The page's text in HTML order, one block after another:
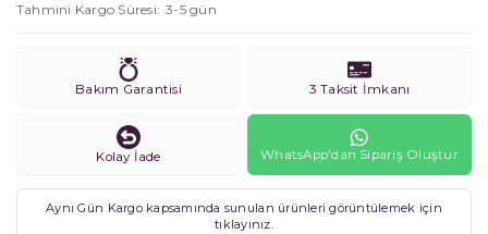
Tahmini Kargo Süresi
3-5 gün
Bakım Garantisi 3 Taksit İmkanı
Kolay İade WhatsApp'dan Sipariş Oluştur
Aynı Gün Kargo kapsamında sunulan ürünleri görüntülemek için
tıklayınız.